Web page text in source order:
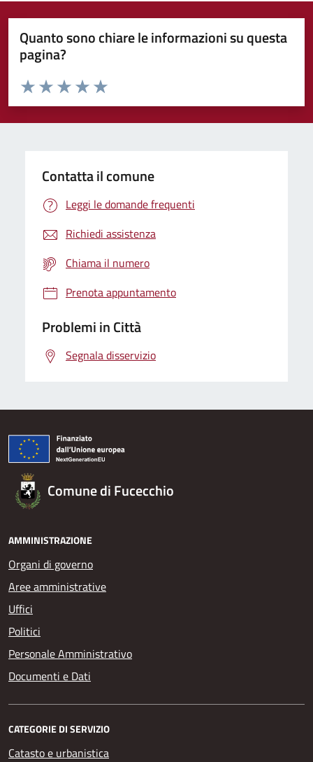
Quanto sono chiare le informazioni su questa
pagina?
Domanda
Valuta da 1 a 5 stelle la pagina
Valuta 5 stelle su 5
Valuta 4 stelle su 5
Valuta 3 stelle su 5
Valuta 2 stelle su 5
Valuta 1 stelle su 5
Contatta il comune
Leggi le domande frequenti
Richiedi assistenza
Chiama il numero
Prenota appuntamento
Problemi in Città
Segnala disservizio
Comune di Fucecchio
AMMINISTRAZIONE
Organi di governo
Aree amministrative
Uffici
Politici
Personale Amministrativo
Documenti e Dati
CATEGORIE DI SERVIZIO
Catasto e urbanistica